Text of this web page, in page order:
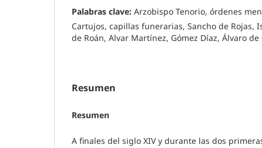
Palabras clave: Arzobispo Tenorio, órdenes
Cartujos, capillas funerarias, Sancho de Rojas,
de Roán, Alvar Martínez, Gómez Díaz, Álvaro de
Resumen
Resumen
A finales del siglo XIV y durante las dos